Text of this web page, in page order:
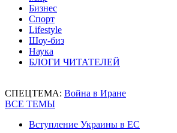
Бизнес
Спорт
Lifestyle
Шоу-биз
Наука
БЛОГИ ЧИТАТЕЛЕЙ
СПЕЦТЕМА: Война в Иране
ВСЕ ТЕМЫ
Вступление Украины в ЕС